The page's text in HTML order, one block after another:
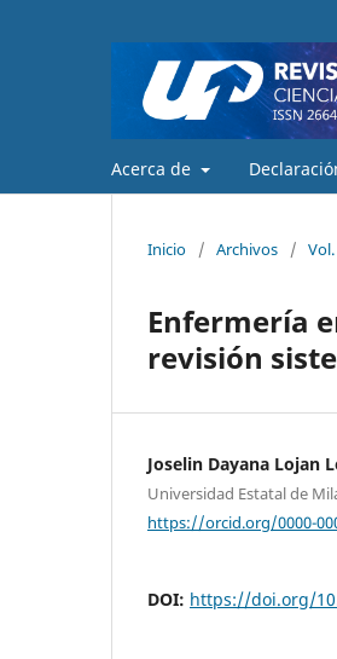
Acerca de
Inicio / Archivos /
Enfermería
revisión
Joselin Dayana Lojan
Universidad Estatal de
https://orcid.org/0000-
DOI: https://doi.org/